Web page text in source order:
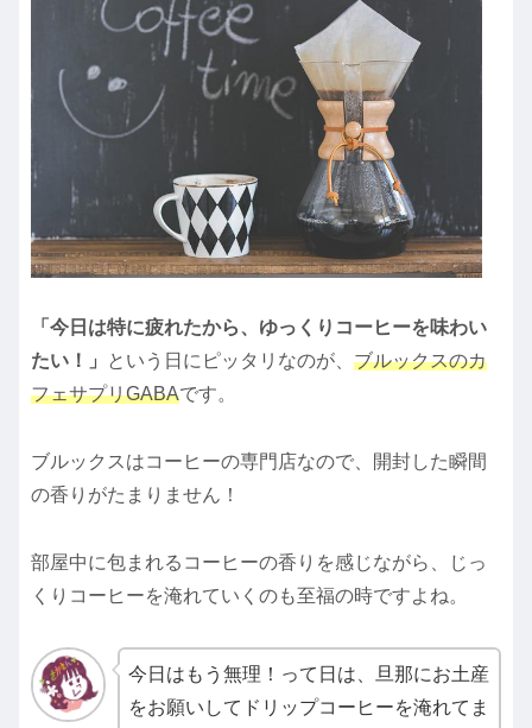
「今日は特に疲れたから、ゆっくりコーヒーを味わい
たい！」
という日にピッタリなのが、 ブルックスのカ
フェサプリGABAです。
ブルックスはコーヒーの専門店なので、開封した瞬間
の香りがたまりません！
部屋中に包まれるコーヒーの香りを感じながら、じっ
くりコーヒーを淹れていくのも至福の時ですよね。
今日はもう無理！って日は、旦那にお土産
をお願いしてドリップコーヒーを淹れてま